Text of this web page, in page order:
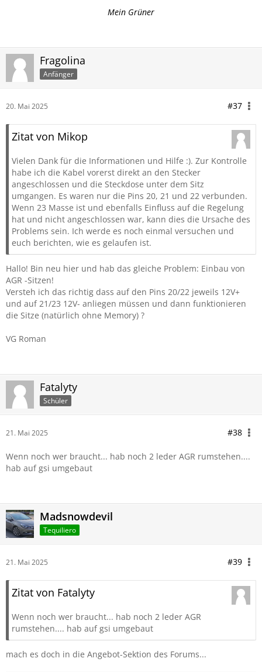
Mein Grüner
Fragolina
Anfänger
20. Mai 2025 #37
Zitat von Mikop
Vielen Dank für die Informationen und Hilfe :). Zur Kontrolle
habe ich die Kabel vorerst direkt an den Stecker
angeschlossen und die Steckdose unter dem Sitz
umgangen. Es waren nur die Pins 20, 21 und 22 verbunden.
Wenn 23 Masse ist und ebenfalls Einfluss auf die Regelung
hat und nicht angeschlossen war, kann dies die Ursache des
Problems sein. Ich werde es noch einmal versuchen und
euch berichten, wie es gelaufen ist.
Hallo! Bin neu hier und hab das gleiche Problem: Einbau von
AGR -Sitzen!
Versteh ich das richtig dass auf den Pins 20/22 jeweils 12V+
und auf 21/23 12V- anliegen müssen und dann funktionieren
die Sitze (natürlich ohne Memory) ?
VG Roman
Fatalyty
Schüler
21. Mai 2025 #38
Wenn noch wer braucht... hab noch 2 leder AGR rumstehen....
hab auf gsi umgebaut
Madsnowdevil
Tequiliero
21. Mai 2025 #39
Zitat von Fatalyty
Wenn noch wer braucht... hab noch 2 leder AGR
rumstehen.... hab auf gsi umgebaut
mach es doch in die Angebot-Sektion des Forums...